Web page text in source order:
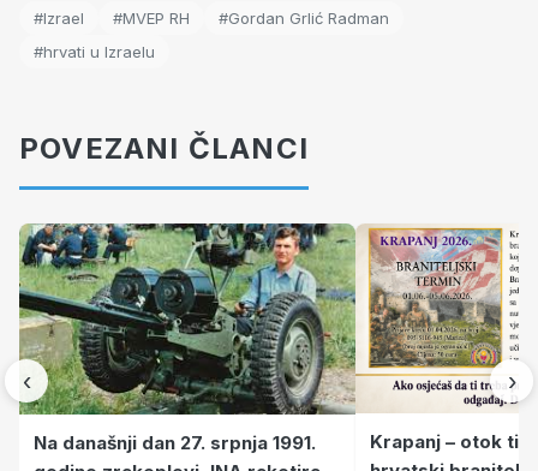
#Izrael #MVEP RH
#Gordan Grlić Radman
#hrvati u Izraelu
POVEZANI ČLANCI
‹
Na današnji dan 27. srpnja 1991.
Krapanj – otok
›